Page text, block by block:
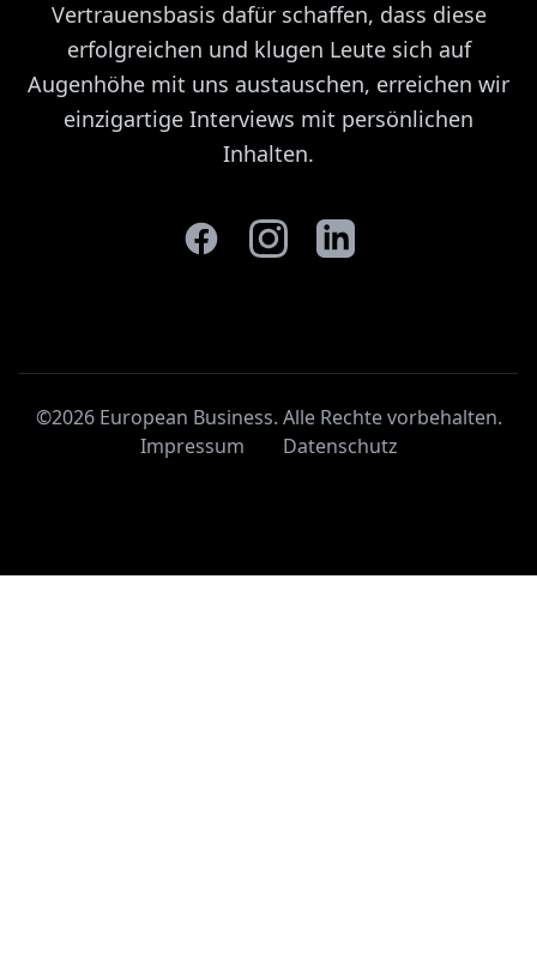
Vertrauensbasis dafür schaffen, dass diese
erfolgreichen und klugen Leute sich auf
Augenhöhe mit uns austauschen, erreichen wir
einzigartige Interviews mit persönlichen
Inhalten.
©2026 European Business. Alle Rechte vorbehalten.
Impressum
Datenschutz